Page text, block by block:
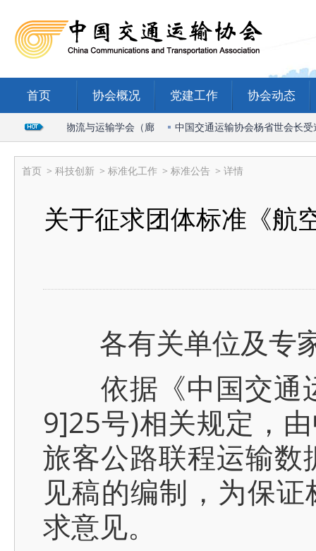
首页 协会概况 党建工作 协会动态
2026国际物流与运输学会（廊 中国交通运输协会杨省世会长受邀
首页 > 科技创新 > 标准化工作 > 标准公告 > 详情
关于征求团体标准《航
各有关单位及专
依据《中国交通
9]25号)相关规定，
旅客公路联程运输
见稿的编制，为保
求意见。